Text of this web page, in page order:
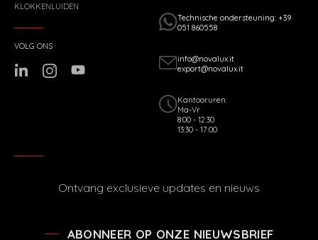
KLOKKENLUIDEN
Technische ondersteuning: +39
051 860558
info@novalux.it
export@novalux.it
Kantooruren:
Ma-Vr
8:00 - 12:30
13:30 - 17:00
VOLG ONS
Ontvang exclusieve updates en nieuws
ABONNEER OP ONZE NIEUWSBRIEF